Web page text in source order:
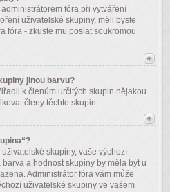
fóra při vytváření
uživatelské skupiny, měli byste
fóra - zkuste mu poslat soukromou
jinou barvu?
k členům určitých skupin nějakou
členy těchto skupin.
skupiny, vaše výchozí
a hodnost skupiny by měla být u
Administrátor fóra vám může
uživatelské skupiny ve vašem